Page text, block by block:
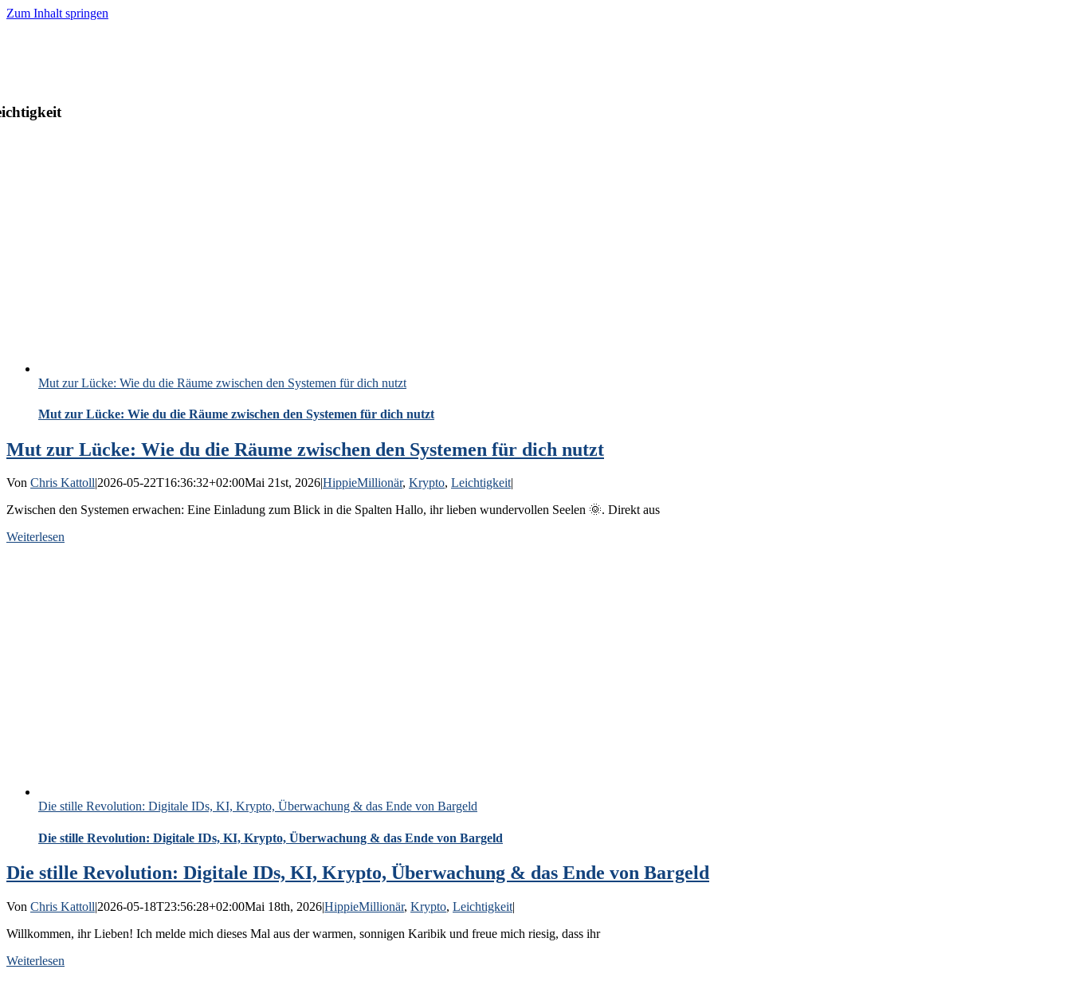
Zum Inhalt springen
Mut zur Lücke: Wie du die Räume zwischen den Systemen für dich nutzt
Mut zur Lücke: Wie du die Räume zwischen den Systemen für dich nutzt
Mut zur Lücke: Wie du die Räume zwischen den Systemen für dich nutzt
Von Chris Kattoll|2026-05-22T16:36:32+02:00Mai 21st, 2026|HippieMillionär, Krypto, Leichtigkeit|
Zwischen den Systemen erwachen: Eine Einladung zum Blick in die Spalten Hallo, ihr lieben wundervollen Seelen 🌞. Direkt aus
Weiterlesen
Die stille Revolution: Digitale IDs, KI, Krypto, Überwachung & das Ende von Bargeld
Die stille Revolution: Digitale IDs, KI, Krypto, Überwachung & das Ende von Bargeld
Die stille Revolution: Digitale IDs, KI, Krypto, Überwachung & das Ende von Bargeld
Von Chris Kattoll|2026-05-18T23:56:28+02:00Mai 18th, 2026|HippieMillionär, Krypto, Leichtigkeit|
Willkommen, ihr Lieben! Ich melde mich dieses Mal aus der warmen, sonnigen Karibik und freue mich riesig, dass ihr
Weiterlesen